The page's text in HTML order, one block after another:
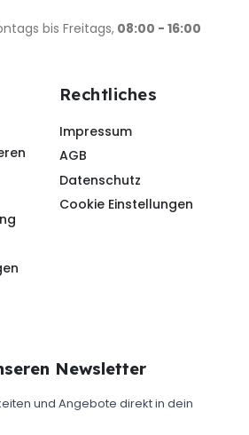
bis Freitags, 08:00 - 16:00
Rechtliches
Impressum
AGB
Datenschutz
Cookie Einstellungen
Newsletter
und Angebote direkt in dein